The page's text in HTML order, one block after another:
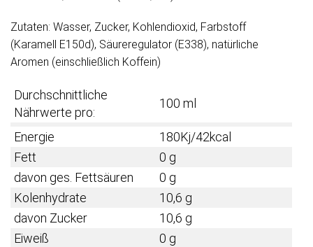
Zutaten: Wasser, Zucker, Kohlendioxid, Farbstoff
(Karamell E150d), Säureregulator (E338), natürliche
Aromen (einschließlich Koffein)
Durchschnittliche
Nährwerte pro:
100 ml
Energie
180Kj/42kcal
Fett
0 g
davon ges. Fettsäuren
0 g
Kolenhydrate
10,6 g
davon Zucker
10,6 g
Eiweiß
0 g